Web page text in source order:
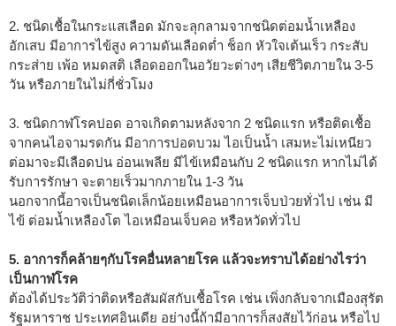
2. ชนิดเชื้อในกระแสเลือด มักจะลุกลามจากชนิดต่อมน้ำเหลือง
อักเสบ มีอาการไข้สูง ความดันเลือดต่ำ ช็อก หัวใจเต้นเร็ว กระสับ
กระส่าย เพ้อ หมดสติ เลือดออกในอวัยวะต่างๆ เสียชีวิตภายใน 3-5
วัน หรือภายในไม่กี่ชั่วโมง
3. ชนิดกาฬโรคปอด อาจเกิดตามหลังจาก 2 ชนิดแรก หรือติดเชื้อ
จากคนไอจามรดกัน มีอาการปอดบวม ไอเป็นน้ำ เสมหะไม่เหนียว
ต่อมาจะมีเลือดปน อ่อนเพลีย มีไข้เหมือนกับ 2 ชนิดแรก หากไม่ได้
รับการรักษา จะตายเร็วมากภายใน 1-3 วัน
นอกจากนี้อาจเป็นชนิดเล็กน้อยเหมือนอาการเจ็บป่วยทั่วไป เช่น มี
ไข้ ต่อมน้ำเหลืองโต ไอเหมือนเจ็บคอ หรือหวัดทั่วไป
5. อาการก็คล้ายๆกับโรคอื่นหลายโรค แล้วจะทราบได้อย่างไรว่า
เป็นกาฬโรค
ต้องได้ประวัติว่าติดหรือสัมผัสกับเชื้อโรค เช่น เพิ่งกลับจากเมืองสุรัต
รัฐมหาราช ประเทศอินเดีย อย่างนี้ถ้ามีอาการก็สงสัยไว้ก่อน หรือไป